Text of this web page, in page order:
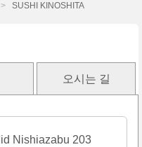
SUSHI KINOSHITA
오시는 길
Nishiazabu 203